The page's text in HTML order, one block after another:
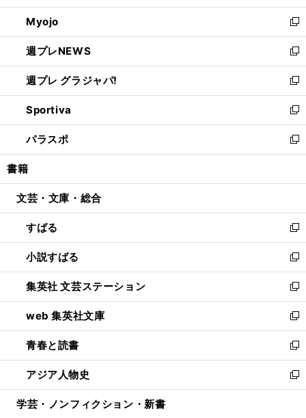
開
く
ウ
で
開
く
ン
ド
ウ
で
開
く
ウ
ィ
ン
ド
ウ
で
開
く
Myojo
新
し
い
ウ
ィ
ン
ド
ウ
で
開
週プレNEWS
新
し
い
ウ
ィ
ン
ド
ウ
開
週プレ グラジャパ!
新
し
い
ウ
ィ
ン
ウ
開
く
Sportiva
新
し
い
ウ
ン
ウ
で
開
く
パラスポ
新
し
ウ
ン
ド
ウ
で
開
く
書籍
文芸・文庫・総合
すばる
新
し
い
ウ
ィ
ン
ド
ウ
で
開
く
小説すばる
新
し
い
ウ
ィ
ン
ド
ウ
で
開
集英社 文芸ステーション
新
し
い
ウ
ィ
ン
ド
ウ
web 集英社文庫
新
し
い
ウ
ィ
ン
青春と読書
新
し
い
ウ
アジア人物史
新
し
学芸・ノンフィクション・新書